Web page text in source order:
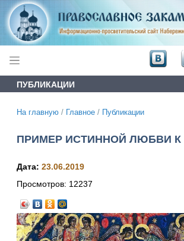
ПУБЛИКАЦИИ
На главную / Главное / Публикации
ПРИМЕР ИСТИННОЙ ЛЮБВИ К
Дата: 23.06.2019
Просмотров: 12237